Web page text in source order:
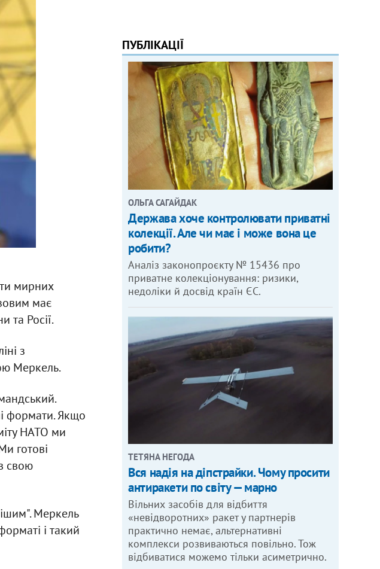
мирних
має
та Росії.
з
Меркель.
формати. Якщо
НАТО ми
готові
свою
Меркель
і такий
ПУБЛІКАЦІЇ
ОЛЬГА САГАЙДАК
Держава хоче контролювати приватні
колекції. Але чи має і може вона це
робити?
Аналіз законопроєкту № 15436 про
приватне колекціонування: ризики,
недоліки й досвід країн ЄС.
ТЕТЯНА НЕГОДА
Вся надія на діпстрайки. Чому просити
антиракети по світу — марно
Вільних засобів для відбиття
«невідворотних» ракет у партнерів
практично немає, альтернативні
комплекси розвиваються повільно. Тож
відбиватися можемо тільки асиметрично.